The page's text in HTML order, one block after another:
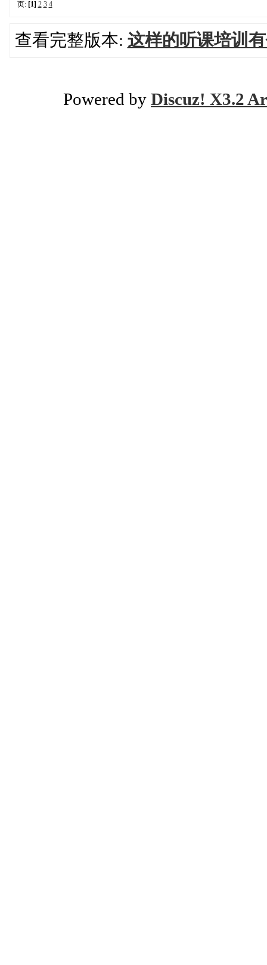
页: [1] 2 3 4
查看完整版本: 这样的听课培训
Powered by Discuz! X3.2